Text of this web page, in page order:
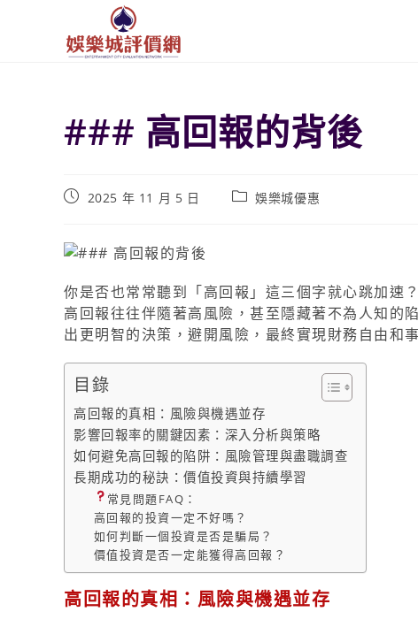
### 高回報的背後
2025 年 11 月 5 日 娛樂城優惠
你是否也常常聽到「高回報」這三個字就心跳加速
高回報往往伴隨著高風險，甚至隱藏著不為人知的
出更明智的決策，避開風險，最終實現財務自由和
目錄
高回報的真相：風險與機遇並存
影響回報率的關鍵因素：深入分析與策略
如何避免高回報的陷阱：風險管理與盡職調查
長期成功的秘訣：價值投資與持續學習
常見問題FAQ：
高回報的投資一定不好嗎？
如何判斷一個投資是否是騙局？
價值投資是否一定能獲得高回報？
高回報的真相：風險與機遇並存